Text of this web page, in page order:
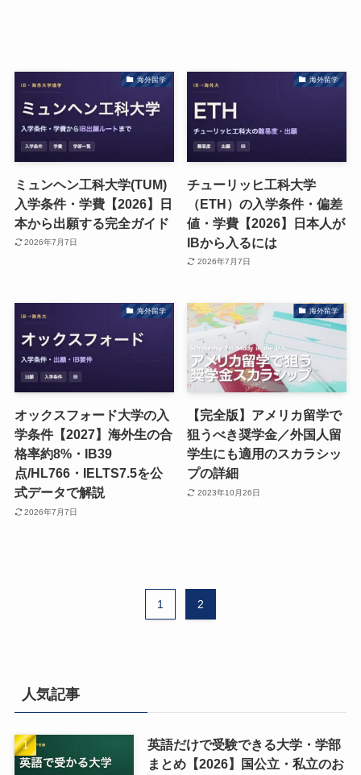
海外留学
ミュンヘン工科大学(TUM)
入学条件・学費【2026】日
本から出願する完全ガイド
2026年7月7日
海外留学
チューリッヒ工科大学
（ETH）の入学条件・偏差
値・学費【2026】日本人が
IBから入るには
2026年7月7日
海外留学
オックスフォード大学の入
学条件【2027】海外生の合
格率約8%・IB39
点/HL766・IELTS7.5を公
式データで解説
2026年7月7日
海外留学
【完全版】アメリカ留学で
狙うべき奨学金／外国人留
学生にも適用のスカラシッ
プの詳細
2023年10月26日
1 2
人気記事
英語だけで受験できる大学・学部
まとめ【2026】国公立・私立のお